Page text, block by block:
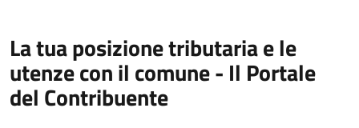
La tua posizione tributaria e le
utenze con il comune - Il Portale
del Contribuente